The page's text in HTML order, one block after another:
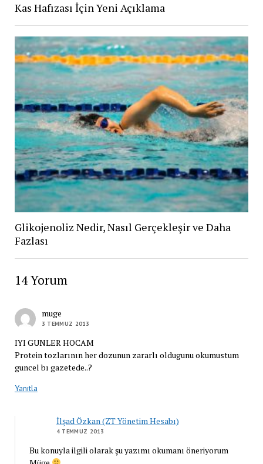
Kas Hafızası İçin Yeni Açıklama
Glikojenoliz Nedir, Nasıl Gerçekleşir ve Daha
Fazlası
14 Yorum
muge
3 TEMMUZ 2013
IYI GUNLER HOCAM
Protein tozlarının her dozunun zararlı oldugunu okumustum
guncel bı gazetede..?
Yanıtla
İlşad Özkan (ZT Yönetim Hesabı)
4 TEMMUZ 2013
Bu konuyla ilgili olarak şu yazımı okumanı öneriyorum